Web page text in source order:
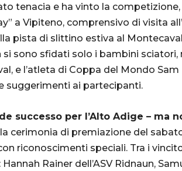
tenacia e ha vinto la
a Vipiteno, comprensivo di visita
pista di slittino estiva al
si sono sfidati solo i bambini
e l’atleta di Coppa del Mondo
suggerimenti ai partecipanti.
successo per l’Alto Adige – ma
cerimonia di premiazione del
riconoscimenti speciali. Tra i
Rainer dell’ASV Ridnaun,